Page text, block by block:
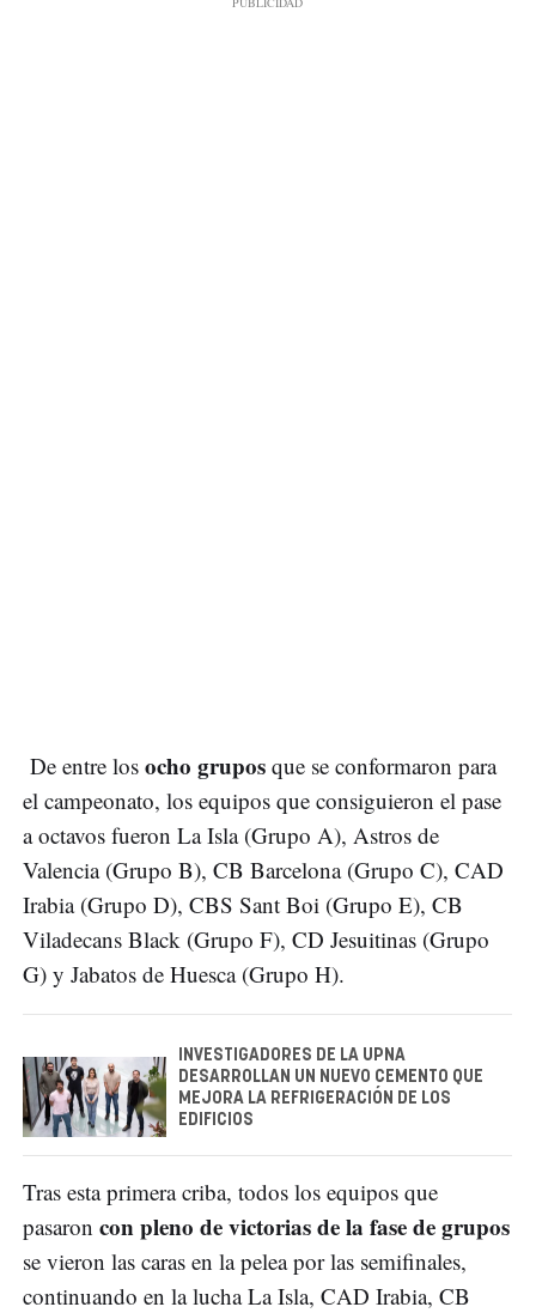
De entre los ocho grupos que se conformaron para
el campeonato, los equipos que consiguieron el pase
a octavos fueron La Isla (Grupo A), Astros de
Valencia (Grupo B), CB Barcelona (Grupo C), CAD
Irabia (Grupo D), CBS Sant Boi (Grupo E), CB
Viladecans Black (Grupo F), CD Jesuitinas (Grupo
G) y Jabatos de Huesca (Grupo H).
INVESTIGADORES DE LA UPNA
DESARROLLAN UN NUEVO CEMENTO QUE
MEJORA LA REFRIGERACIÓN DE LOS
EDIFICIOS
Tras esta primera criba, todos los equipos que
pasaron con pleno de victorias de la fase de grupos
se vieron las caras en la pelea por las semifinales,
continuando en la lucha La Isla, CAD Irabia, CB